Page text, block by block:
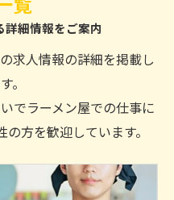
詳細情報をご案内
求人情報の詳細を掲載し
。
でラーメン屋での仕事に
方を歓迎しています。